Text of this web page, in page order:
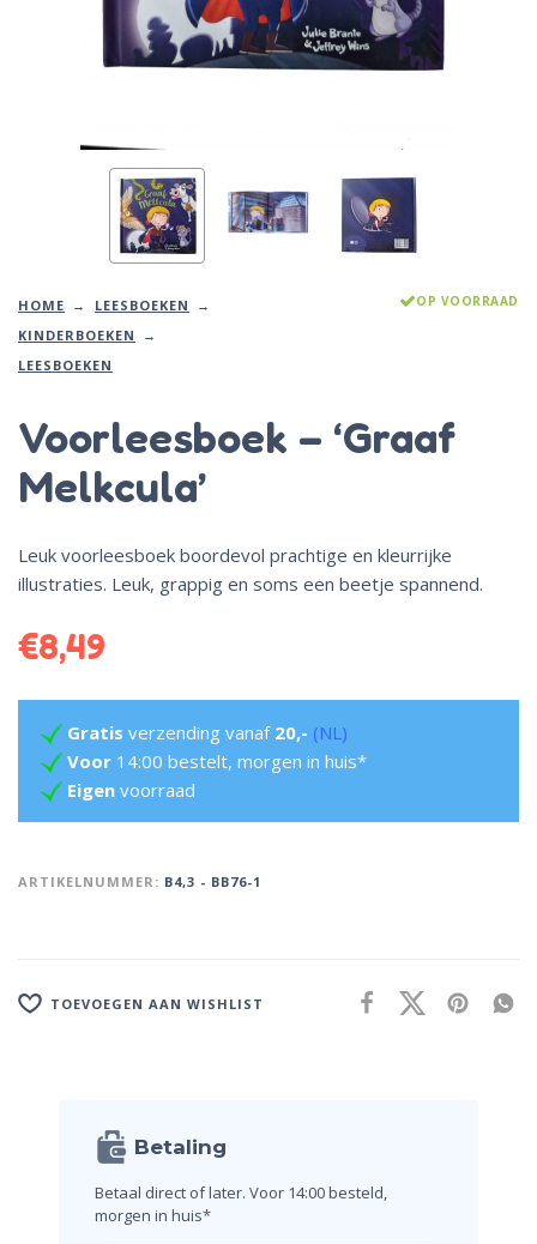
HOME
LEESBOEKEN
KINDERBOEKEN
LEESBOEKEN
OP VOORRAAD
Voorleesboek – ‘Graaf
Melkcula’
Leuk voorleesboek boordevol prachtige en kleurrijke
illustraties. Leuk, grappig en soms een beetje spannend.
€8,49
Gratis verzending vanaf 20,- (NL)
Voor 14:00 bestelt, morgen in huis*
Eigen voorraad
ARTIKELNUMMER: B4,3 - BB76-1
TOEVOEGEN AAN WISHLIST
Betaling
Betaal direct of later. Voor 14:00 besteld,
morgen in huis*